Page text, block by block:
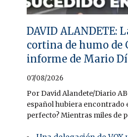
DAVID ALANDETE:
cortina de humo de
informe de Mario
07/08/2026
Por David Alandete/Diario
español hubiera encontrado
perfecto? Mientras miles de